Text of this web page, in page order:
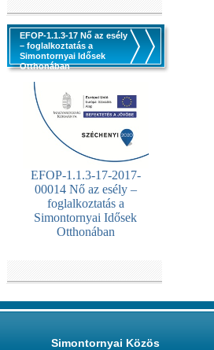
EFOP-1.1.3-17 Nő az esély
– foglalkoztatás a
Simontornyai Idősek
Otthonában
EFOP-1.1.3-17-2017-
00014 Nő az esély –
foglalkoztatás a
Simontornyai Idősek
Otthonában
Simontornyai Közös